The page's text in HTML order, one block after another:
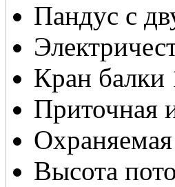
Пандус с
Кран балки
Приточная
Высота